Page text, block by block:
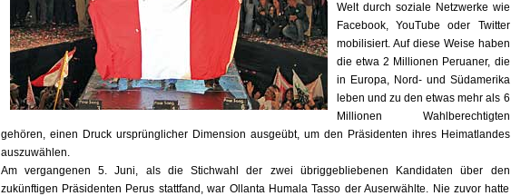
Welt durch soziale Netzwerke wie
Facebook, YouTube oder Twitter
mobilisiert. Auf diese Weise haben
die etwa 2 Millionen Peruaner, die
in Europa, Nord- und Südamerika
leben und zu den etwas mehr als 6
Millionen Wahlberechtigten
gehören, einen Druck ursprünglicher Dimension ausgeübt, um den Präsidenten ihres Heimatlandes
auszuwählen.
Am vergangenen 5. Juni, als die Stichwahl der zwei übriggebliebenen Kandidaten über den
zukünftigen Präsidenten Perus stattfand, war Ollanta Humala Tasso der Auserwählte. Nie zuvor hatte